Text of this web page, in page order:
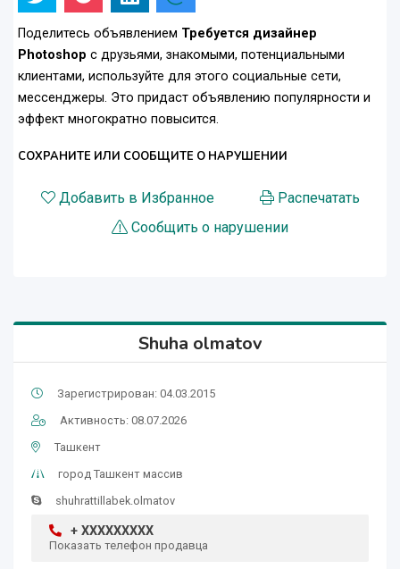
Поделитесь объявлением Требуется дизайнер
Photoshop с друзьями, знакомыми, потенциальными
клиентами, используйте для этого социальные сети,
мессенджеры. Это придаст объявлению популярности и
эффект многократно повысится.
СОХРАНИТЕ ИЛИ СООБЩИТЕ О НАРУШЕНИИ
Добавить в Избранное
Распечатать
Сообщить о нарушении
Shuha olmatov
Зарегистрирован: 04.03.2015
Активность: 08.07.2026
Ташкент
город Ташкент массив
shuhrattillabek.olmatov
+ XXXXXXXXX
Показать телефон продавца